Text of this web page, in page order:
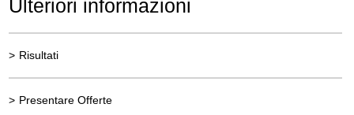
Ulteriori informazioni
> Risultati
> Presentare Offerte